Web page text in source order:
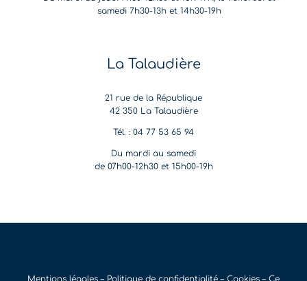
samedi 7h30-13h et 14h30-19h
La Talaudière
21 rue de la République
42 350 La Talaudière
Tél. : 04 77 53 65 94
Du mardi au samedi
de 07h00-12h30 et 15h00-19h
Mentions légales – Politique de confidentialité – Cookies – Ce